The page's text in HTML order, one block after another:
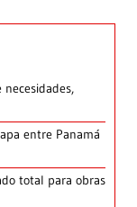
entre Panamá
total para obras